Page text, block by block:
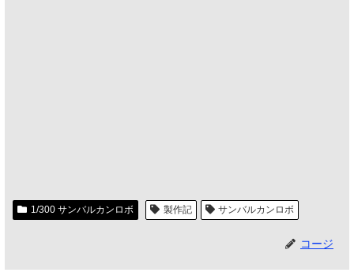
1/300 サンバルカンロボ 製作記 サンバルカンロボ
コージ